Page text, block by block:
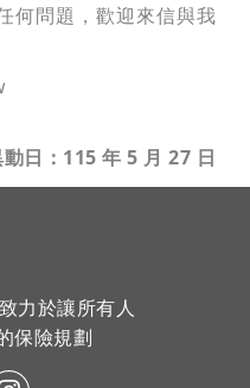
何問題，歡迎來信與我
日：115 年 5 月 27 日
力於讓所有人
保險規劃